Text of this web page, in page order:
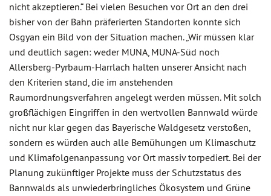
nicht akzeptieren.“ Bei vielen Besuchen vor Ort an den drei
bisher von der Bahn präferierten Standorten konnte sich
Osgyan ein Bild von der Situation machen. „Wir müssen klar
und deutlich sagen: weder MUNA, MUNA-Süd noch
Allersberg-Pyrbaum-Harrlach halten unserer Ansicht nach
den Kriterien stand, die im anstehenden
Raumordnungsverfahren angelegt werden müssen. Mit solch
großflächigen Eingriffen in den wertvollen Bannwald würde
nicht nur klar gegen das Bayerische Waldgesetz verstoßen,
sondern es würden auch alle Bemühungen um Klimaschutz
und Klimafolgenanpassung vor Ort massiv torpediert. Bei der
Planung zukünftiger Projekte muss der Schutzstatus des
Bannwalds als unwiederbringliches Ökosystem und Grüne